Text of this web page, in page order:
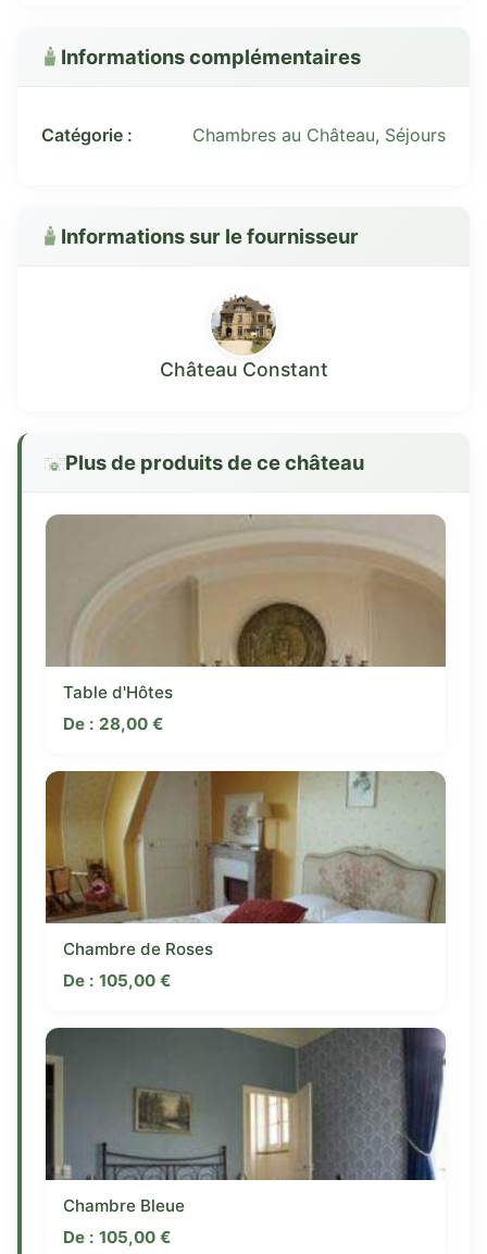
Informations complémentaires
Catégorie : Chambres au Château, Séjours
Informations sur le fournisseur
Château Constant
Plus de produits de ce château
Table d'Hôtes
De : 28,00 €
Chambre de Roses
De : 105,00 €
Chambre Bleue
De : 105,00 €